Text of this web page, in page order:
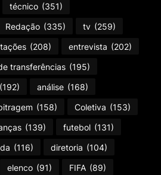
técnico (351)
Redação (335) tv (259)
(208) entrevista (202)
transferências (195)
(192) análise (168)
(158) Coletiva (153)
(139) futebol (131)
(116) diretoria (104)
elenco (91) FIFA (89)